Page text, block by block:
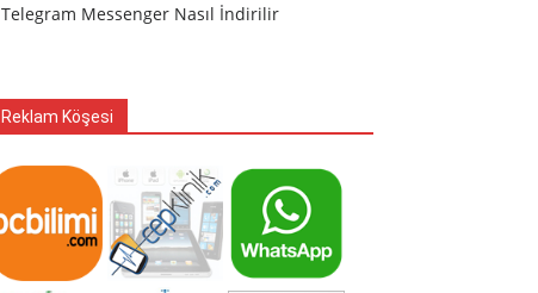
Telegram Messenger Nasıl İndirilir
Reklam Köşesi